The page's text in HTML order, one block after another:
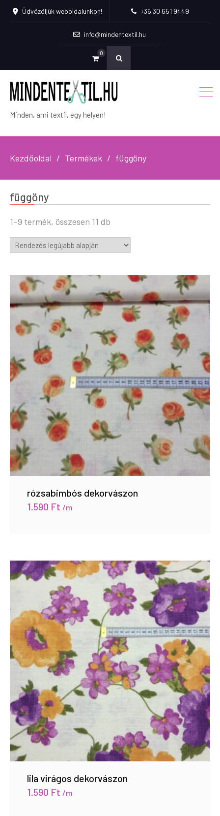
Üdvözöljük weboldalunkon! +36 30 651 9449
info@mindentextil.hu
0
Minden, ami textil, egy helyen!
Kezdőoldal Termékek függöny
függöny
1–9 termék, összesen 11 db
by
latest
rózsabimbós dekorvászon
1.590 Ft /m
lila virágos dekorvászon
1.590 Ft /m